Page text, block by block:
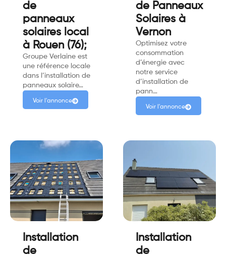
de
panneaux
solaires local
à Rouen (76);
Groupe Verlaine est
une référence locale
dans l’installation de
panneaux solaire…
Voir l'annonce
de Panneaux
Solaires à
Vernon
Optimisez votre
consommation
d’énergie avec
notre service
d’installation de
pann…
Voir l'annonce
Installation
de
Installation
de